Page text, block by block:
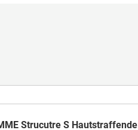
Strucutre S Hautstraffende